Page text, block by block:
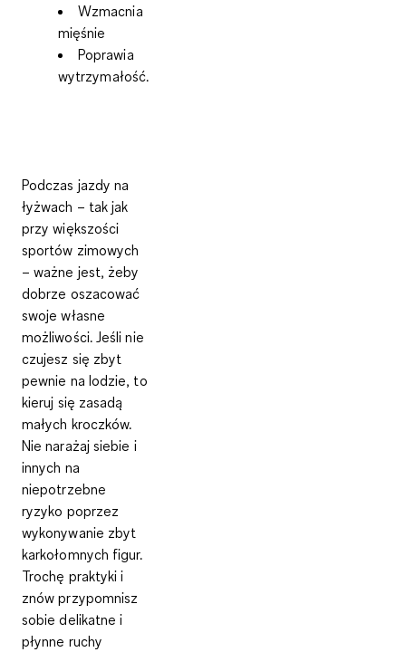
Wzmacnia
mięśnie
Poprawia
wytrzymałość.
Podczas jazdy na
łyżwach – tak jak
przy większości
sportów zimowych
– ważne jest, żeby
dobrze oszacować
swoje własne
możliwości. Jeśli nie
czujesz się zbyt
pewnie na lodzie, to
kieruj się zasadą
małych kroczków.
Nie narażaj siebie i
innych na
niepotrzebne
ryzyko poprzez
wykonywanie zbyt
karkołomnych figur.
Trochę praktyki i
znów przypomnisz
sobie delikatne i
płynne ruchy